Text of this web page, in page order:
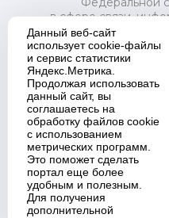
в сфере связи,
и массовых
Свидетельство о
Учредитель:
распорядительный
Обнинск". Главный
Адрес
Телефон
Настоящий ресурс
Политика в
Данный веб-сайт
использует cookie-файлы
и сервис статистики
Яндекс.Метрика.
Продолжая использовать
данный сайт, вы
соглашаетесь на
обработку файлов cookie
с использованием
метрических программ.
Это поможет сделать
портал еще более
удобным и полезным.
Для получения
дополнительной